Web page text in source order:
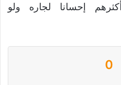
إحسانا لجاره ولو
0